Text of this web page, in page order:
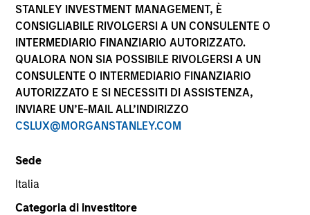
STANLEY INVESTMENT MANAGEMENT, È
CONSIGLIABILE RIVOLGERSI A UN CONSULENTE O
INTERMEDIARIO FINANZIARIO AUTORIZZATO.
QUALORA NON SIA POSSIBILE RIVOLGERSI A UN
CONSULENTE O INTERMEDIARIO FINANZIARIO
AUTORIZZATO E SI NECESSITI DI ASSISTENZA,
INVIARE UN’E-MAIL ALL’INDIRIZZO
CSLUX@MORGANSTANLEY.COM
Sede
Italia
Categoria di investitore
La performance passata non è un indicatore affidabile dei
risultati futuri. I rendimenti possono aumentare o diminuire
per effetto delle oscillazioni valutarie. Tutti i dati di
performance sono calcolati in base al valore del
patrimonio netto (NAV), al netto delle spese, e non
comprendono le commissioni e gli oneri relativi
all’emissione e al rimborso delle quote. Tutti i dati relativi
alle performance e agli indici sono tratti da Morgan
Stanley Investment Management.
Rendimenti nell’anno solare.